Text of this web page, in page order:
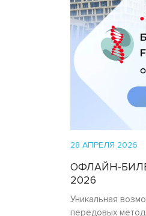
28 АПРЕЛЯ 2026
ОФЛАЙН-
2026
Уникальная
передовых